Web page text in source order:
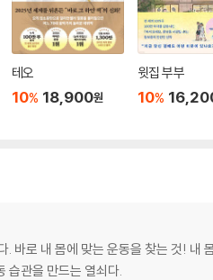
테오
10% 18,900원
윗집 부부
10%
바로 내 몸에 맞는 운동을 찾는 것! 내
습관을 만드는 열쇠다.